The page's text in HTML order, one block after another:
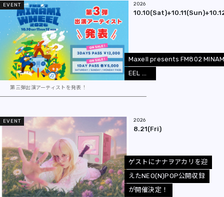
EVENT 2026
Maxell presents FM802 MINA
EEL ...
第三弾出演アーティストを発表！
EVENT 2026
8.21(Fri)
ゲ ス ト にナナ ヲアカ リ を迎
えたNEO(N)POP公開収録
が開催決定 ！